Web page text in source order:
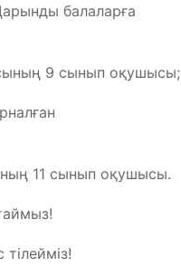
балаларға
9 сынып оқушысы;
11 сынып оқушысы.